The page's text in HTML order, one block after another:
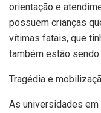
orientação e
possuem crianças
vítimas fatais, que
também estão sendo
Tragédia e
As universidades